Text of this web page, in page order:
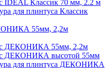
IDEAL Классик 70 мм, 2.2 м
для плинтуса Классик
55мм, 2,2м
ДЕКОНИКА 55мм, 2,2м
ДЕКОНИКА высотой 55мм
для плинтуса ДЕКОНИКА